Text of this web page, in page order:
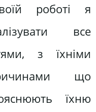
роботі я
все
з їхніми
що
їхню